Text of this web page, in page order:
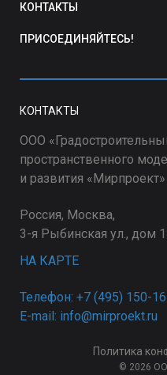
КОНТАКТЫ
ПРИСОЕДИНЯЙТЕСЬ!
КОНТАКТЫ
ООО
пространственного
и развития «Мирпроект»
Россия, Москва,
3-я Рыбинская ул., дом
НА КАРТЕ
Телефон: +7 (495) 150-
E-mail: info@mirproekt.ru
Политика
© 2026